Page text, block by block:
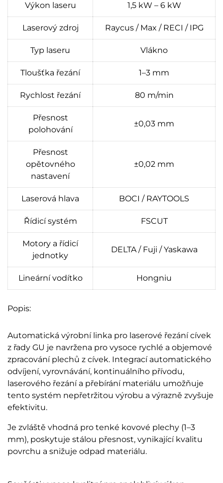
Výkon laseru 1,5 kW – 6 kW
Laserový zdroj Raycus / Max / RECI / IPG
Typ laseru Vlákno
Tloušťka řezání 1–3 mm
Rychlost řezání 80 m/min
Přesnost
polohování
±0,03 mm
Přesnost
opětovného
nastavení
±0,02 mm
Laserová hlava BOCI / RAYTOOLS
Řídicí systém FSCUT
Motory a řídicí
jednotky
DELTA / Fuji / Yaskawa
Lineární vodítko Hongniu
Popis:
Automatická výrobní linka pro laserové řezání cívek
z řady GU je navržena pro vysoce rychlé a objemové
zpracování plechů z cívek. Integrací automatického
odvíjení, vyrovnávání, kontinuálního přívodu,
laserového řezání a přebírání materiálu umožňuje
tento systém nepřetržitou výrobu a výrazně zvyšuje
efektivitu.
Je zvláště vhodná pro tenké kovové plechy (1–3
mm), poskytuje stálou přesnost, vynikající kvalitu
povrchu a snižuje odpad materiálu.